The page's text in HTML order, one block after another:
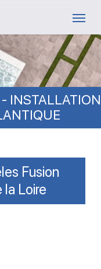
INSTALLATION
Fusion
la Loire